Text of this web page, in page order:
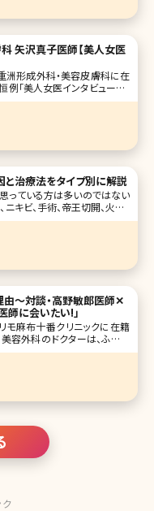
矢沢真子医師【美人女医
形成外科・美容皮膚科に在
「美人女医インタビュー」も
回は東京駅の八重洲口から徒
外科・美容皮膚科に勤務さ
とは形成外科出身で、そこか
と治療法をタイプ別に解説
っている方は多いのではない
キビ、手術、帝王切開、火傷、
かに程度の差はあれ傷跡があ
るのかといった疑問に対して
〜対談・高野敏郎医師✕
師に会いたい!」
麻布十番クリニックに在籍
容外科のドクターは、ふだん
出てくる先生たちは、爽やか
てこない。これまでのキャリ